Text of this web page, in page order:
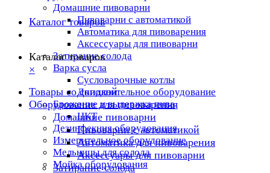
Домашние пивоварни
Пивоварни с автоматикой
Автоматика для пивоварения
Аксессуары для пивоварни
Затирание солода
Варка сусла
Cусловарочные котлы
Дополнительное оборудование
Брожение и выдержка пива
ЦКТ
Дезинфекция оборудования
Измерительное оборудование
Мельницы для солода
Мойка оборудования
Каталог товаров
Каталог товаров
×
Товары со скидкой
Оборудование для пивоварения
Домашние пивоварни
Пивоварни с автоматикой
Автоматика для пивоварения
Аксессуары для пивоварни
Затирание солода